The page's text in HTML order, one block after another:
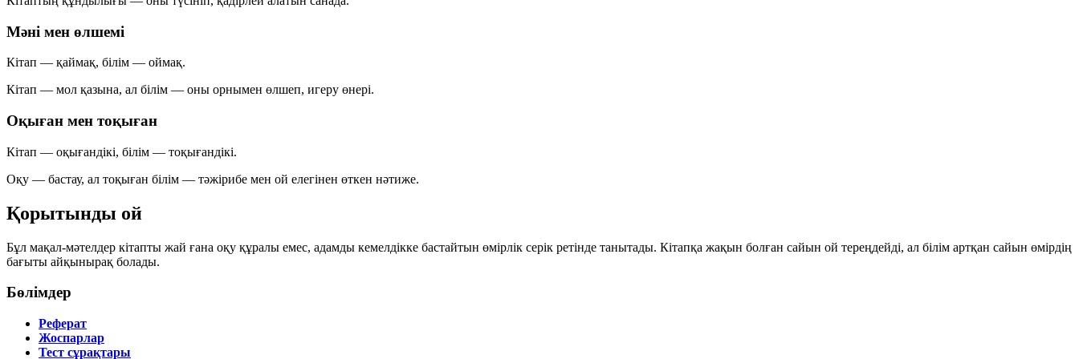
Мәні мен өлшемі
Кітап — қаймақ, білім — оймақ.
Кітап — мол қазына, ал білім — оны орнымен өлшеп, игеру өнері.
Оқыған мен тоқыған
Кітап — оқығандікі, білім — тоқығандікі.
Оқу — бастау, ал тоқыған білім — тәжірибе мен ой елегінен өткен нәтиже.
Қорытынды ой
Бұл мақал-мәтелдер кітапты жай ғана оқу құралы емес, адамды кемелдікке бастайтын өмірлік серік ретінде танытады. Кітапқа жақын болған сайын ой тереңдейді, ал білім артқан сайын өмірдің
бағыты айқынырақ болады.
Бөлімдер
Реферат
Жоспарлар
Тест сұрақтары